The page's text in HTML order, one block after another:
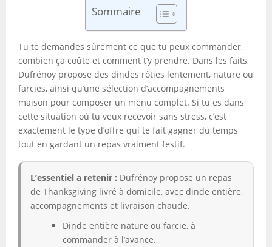
Sommaire
Tu te demandes sûrement ce que tu peux commander,
combien ça coûte et comment t’y prendre. Dans les faits,
Dufrénoy propose des dindes rôties lentement, nature ou
farcies, ainsi qu’une sélection d’accompagnements
maison pour composer un menu complet. Si tu es dans
cette situation où tu veux recevoir sans stress, c’est
exactement le type d’offre qui te fait gagner du temps
tout en gardant un repas vraiment festif.
L’essentiel a retenir : Dufrénoy propose un repas
de Thanksgiving livré à domicile, avec dinde entière,
accompagnements et livraison chaude.
Dinde entière nature ou farcie, à
commander à l’avance.